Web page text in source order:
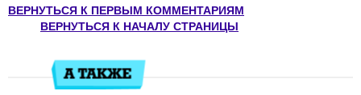
ВЕРНУТЬСЯ К ПЕРВЫМ КОММЕНТАРИЯМ
ВЕРНУТЬСЯ К НАЧАЛУ СТРАНИЦЫ